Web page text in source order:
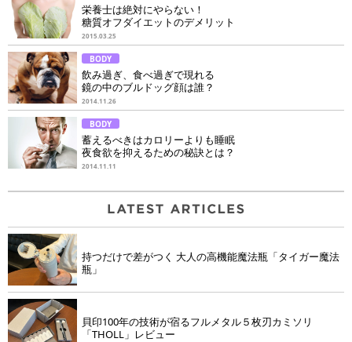
栄養士は絶対にやらない！
糖質オフダイエットのデメリット
2015.03.25
BODY
飲み過ぎ、食べ過ぎで現れる
鏡の中のブルドッグ顔は誰？
2014.11.26
BODY
蓄えるべきはカロリーよりも睡眠
夜食欲を抑えるための秘訣とは？
2014.11.11
持つだけで差がつく 大人の高機能魔法瓶「タイガー魔法
瓶」
貝印100年の技術が宿るフルメタル５枚刃カミソリ
「THOLL」レビュー